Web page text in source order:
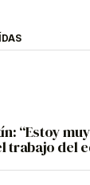
“Estoy
trabajo del